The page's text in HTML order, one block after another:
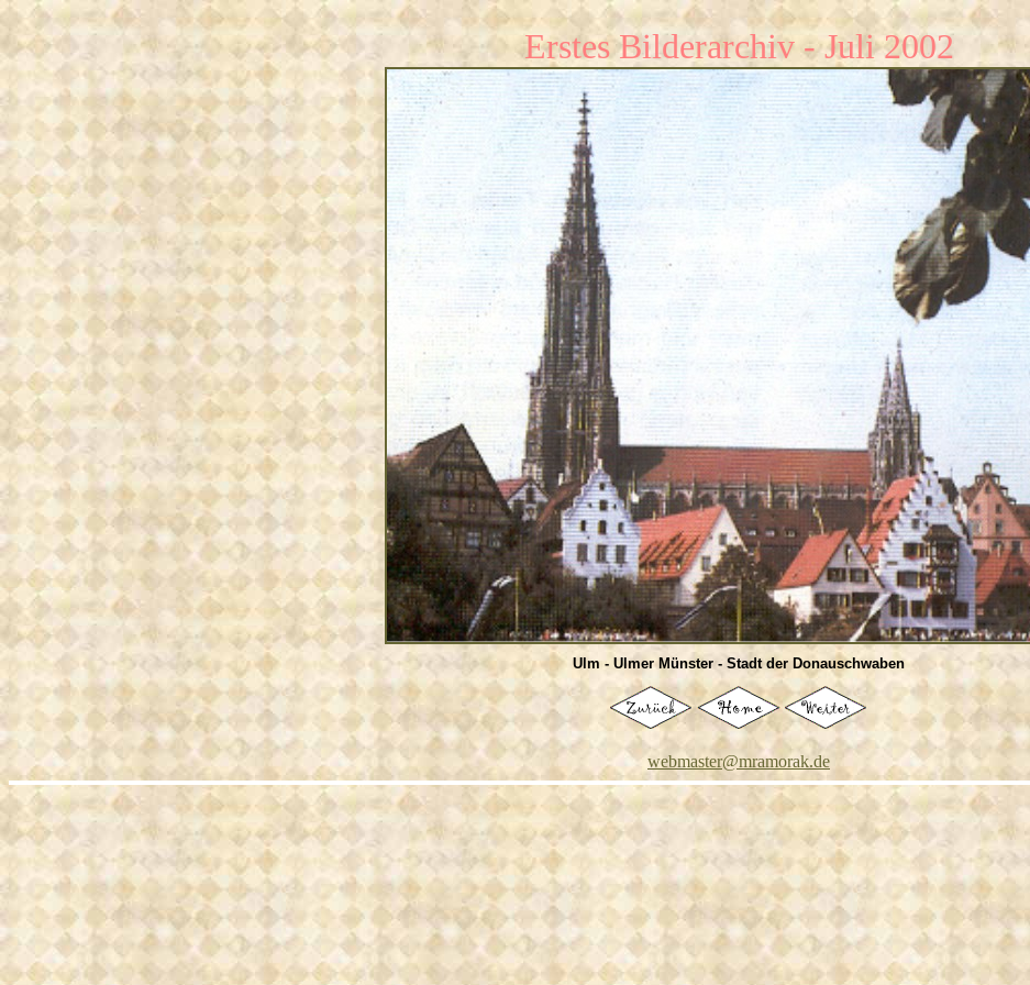
Erstes Bilderarchiv - Juli 2002
Ulm - Ulmer Münster - Stadt der Donauschwaben
webmaster@mramorak.de